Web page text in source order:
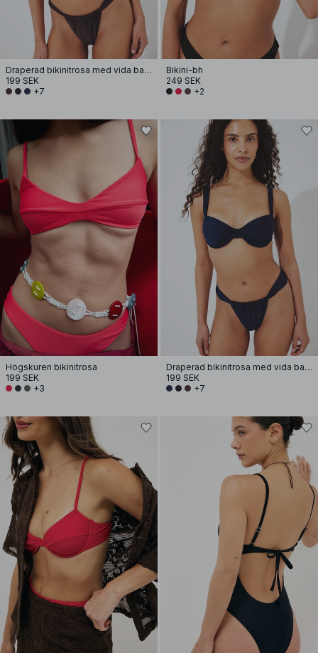
Draperad bikinitrosa med vida band
199 SEK
+7
Bikini-bh
249 SEK
+2
Högskuren bikinitrosa
199 SEK
+3
Draperad bikinitrosa med vida band
199 SEK
+7